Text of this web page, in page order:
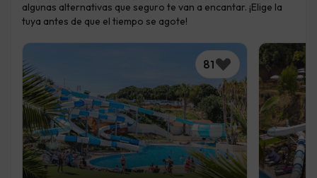
algunas alternativas que seguro te van a encantar. ¡Elige la
tuya antes de que el tiempo se agote!
81